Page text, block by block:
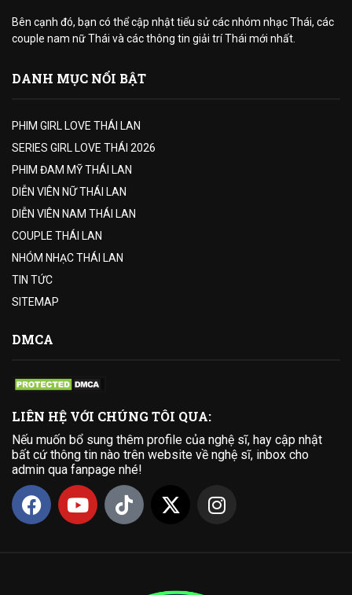
Bên cạnh đó, bạn có thể cập nhật tiểu sử các nhóm nhạc Thái, các
couple nam nữ Thái và các thông tin giải trí Thái mới nhất.
DANH MỤC NỔI BẬT
PHIM GIRL LOVE THÁI LAN
SERIES GIRL LOVE THÁI 2026
PHIM ĐAM MỸ THÁI LAN
DIỄN VIÊN NỮ THÁI LAN
DIỄN VIÊN NAM THÁI LAN
COUPLE THÁI LAN
NHÓM NHẠC THÁI LAN
TIN TỨC
SITEMAP
DMCA
LIÊN HỆ VỚI CHÚNG TÔI QUA:
Nếu muốn bổ sung thêm profile của nghệ sĩ, hay cập nhật
bất cứ thông tin nào trên website về nghệ sĩ, inbox cho
admin qua fanpage nhé!